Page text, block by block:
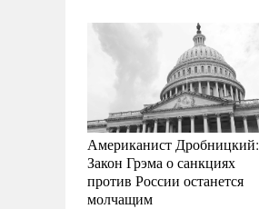
Американист Дробницкий:
Закон Грэма о санкциях
против России останется
молчащим